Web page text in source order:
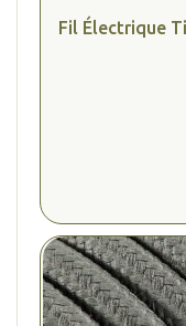
Fil Électrique